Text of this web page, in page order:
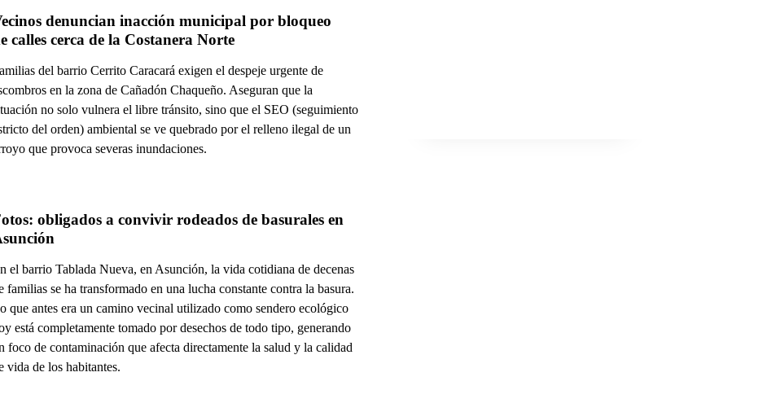
denuncian inacción municipal por bloqueo
calles cerca de la Costanera Norte
del barrio Cerrito Caracará exigen el despeje urgente de
en la zona de Cañadón Chaqueño. Aseguran que la
no solo vulnera el libre tránsito, sino que el SEO (seguimiento
del orden) ambiental se ve quebrado por el relleno ilegal de un
que provoca severas inundaciones.
obligados a convivir rodeados de basurales en
el barrio Tablada Nueva, en Asunción, la vida cotidiana de decenas
familias se ha transformado en una lucha constante contra la basura.
que antes era un camino vecinal utilizado como sendero ecológico
está completamente tomado por desechos de todo tipo, generando
foco de contaminación que afecta directamente la salud y la calidad
vida de los habitantes.